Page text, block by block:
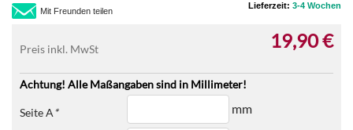
Mit Freunden teilen
Lieferzeit: 3-4 Wochen
Preis inkl. MwSt 19,90 €
Achtung! Alle Maßangaben sind in Millimeter!
Seite A* mm